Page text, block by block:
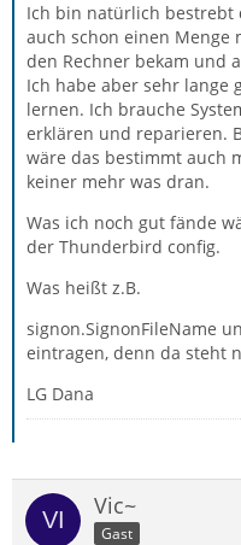
Ich bin natürlich bestrebt
auch schon einen Menge
den Rechner bekam und
Ich habe aber sehr lange
lernen. Ich brauche
erklären und reparieren.
wäre das bestimmt auch
keiner mehr was dran.
Was ich noch gut fände
der Thunderbird config.
Was heißt z.B.
signon.SignonFileName
eintragen, denn da steht
LG Dana
Vic~
Gast